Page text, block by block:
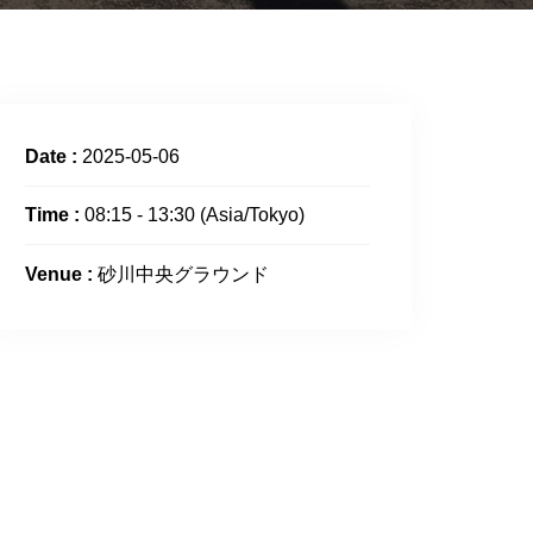
Date : 2025-05-06
Time : 08:15 - 13:30 (Asia/Tokyo)
Venue : 砂川中央グラウンド